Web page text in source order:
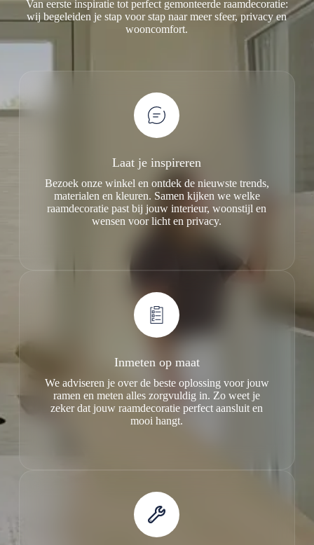
Van eerste inspiratie tot perfect gemonteerde raamdecoratie:
wij begeleiden je stap voor stap naar meer sfeer, privacy en
wooncomfort.
Laat je inspireren
Bezoek onze winkel en ontdek de nieuwste trends,
materialen en kleuren. Samen kijken we welke
raamdecoratie past bij jouw interieur, woonstijl en
wensen voor licht en privacy.
Inmeten op maat
We adviseren je over de beste oplossing voor jouw
ramen en meten alles zorgvuldig in. Zo weet je
zeker dat jouw raamdecoratie perfect aansluit en
mooi hangt.